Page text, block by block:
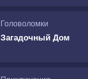
Головоломки
Загадочный Дом